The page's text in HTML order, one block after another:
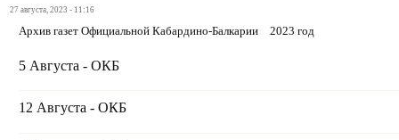
27 августа, 2023 - 11:16
Архив газет Официальной Кабардино-Балкарии 2023 год
5 Августа - ОКБ
12 Августа - ОКБ